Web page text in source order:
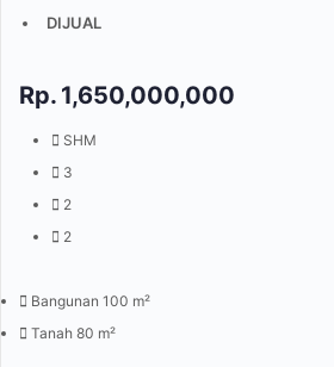
DIJUAL
Rp. 1,650,000,000
SHM
3
2
2
Bangunan 100 m²
Tanah 80 m²